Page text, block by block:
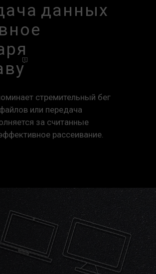
данных
стремительный бег
или передача
за считанные
рассеивание.